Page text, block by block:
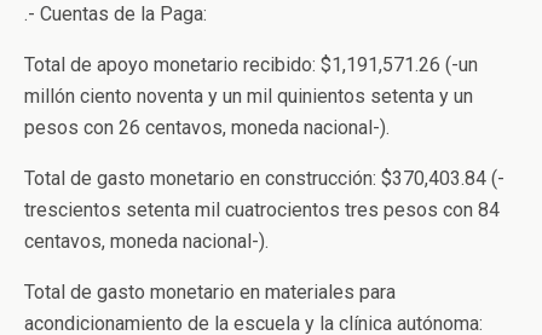
.- Cuentas de la Paga:
Total de apoyo monetario recibido: $1,191,571.26 (-un
millón ciento noventa y un mil quinientos setenta y un
pesos con 26 centavos, moneda nacional-).
Total de gasto monetario en construcción: $370,403.84 (-
trescientos setenta mil cuatrocientos tres pesos con 84
centavos, moneda nacional-).
Total de gasto monetario en materiales para
acondicionamiento de la escuela y la clínica autónoma: